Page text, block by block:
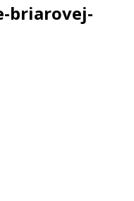
briarovej-